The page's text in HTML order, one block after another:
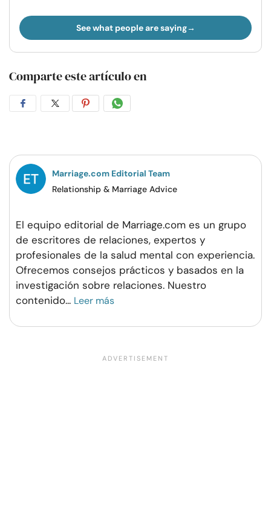
See what people are saying
Comparte este artículo en
CompartirCompartirCompartirCompartir
Marriage.com Editorial Team
Relationship & Marriage Advice
El equipo editorial de Marriage.com es un grupo
de escritores de relaciones, expertos y
profesionales de la salud mental con experiencia.
Ofrecemos consejos prácticos y basados en la
investigación sobre relaciones. Nuestro
contenido... Leer más